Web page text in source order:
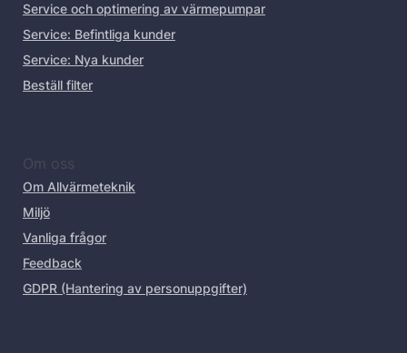
Service och optimering av värmepumpar
Service: Befintliga kunder
Service: Nya kunder
Beställ filter
Om oss
Om Allvärmeteknik
Miljö
Vanliga frågor
Feedback
GDPR (Hantering av personuppgifter)